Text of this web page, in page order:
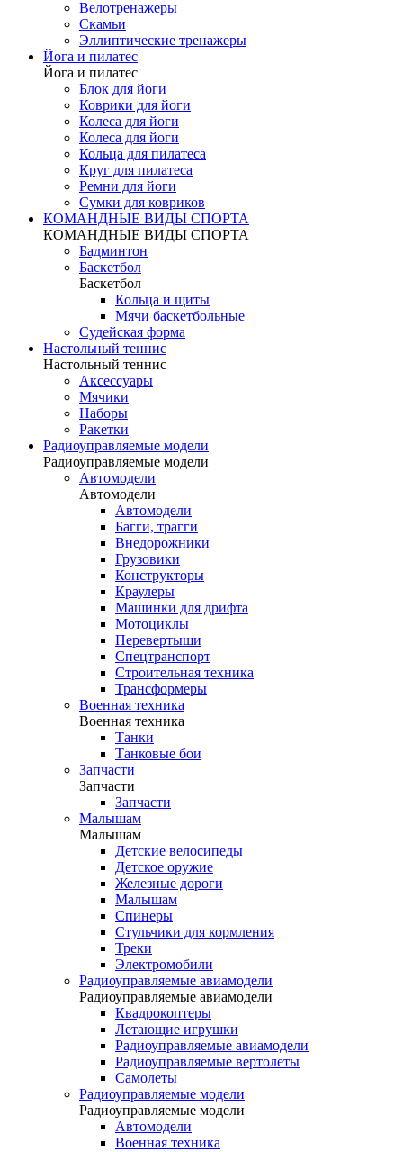
Велотренажеры
Скамьи
Эллиптические тренажеры
Йога и пилатес
Йога и пилатес
Блок для йоги
Коврики для йоги
Колеса для йоги
Колеса для йоги
Кольца для пилатеса
Круг для пилатеса
Ремни для йоги
Сумки для ковриков
КОМАНДНЫЕ ВИДЫ СПОРТА
КОМАНДНЫЕ ВИДЫ СПОРТА
Бадминтон
Баскетбол
Баскетбол
Кольца и щиты
Мячи баскетбольные
Судейская форма
Настольный теннис
Настольный теннис
Аксессуары
Мячики
Наборы
Ракетки
Радиоуправляемые модели
Радиоуправляемые модели
Автомодели
Автомодели
Автомодели
Багги, трагги
Внедорожники
Грузовики
Конструкторы
Краулеры
Машинки для дрифта
Мотоциклы
Перевертыши
Спецтранспорт
Строительная техника
Трансформеры
Военная техника
Военная техника
Танки
Танковые бои
Запчасти
Запчасти
Запчасти
Малышам
Малышам
Детские велосипеды
Детское оружие
Железные дороги
Малышам
Спинеры
Стульчики для кормления
Треки
Электромобили
Радиоуправляемые авиамодели
Радиоуправляемые авиамодели
Квадрокоптеры
Летающие игрушки
Радиоуправляемые авиамодели
Радиоуправляемые вертолеты
Самолеты
Радиоуправляемые модели
Радиоуправляемые модели
Автомодели
Военная техника